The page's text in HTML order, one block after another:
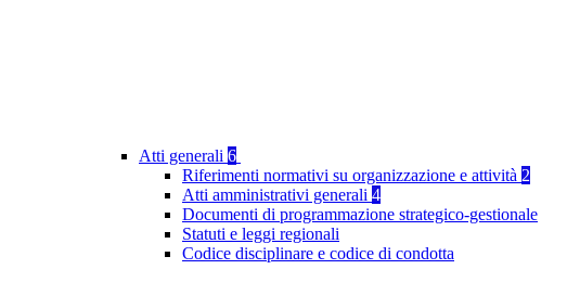
Atti generali 6
Riferimenti normativi su organizzazione e attività 2
Atti amministrativi generali 4
Documenti di programmazione strategico-gestionale
Statuti e leggi regionali
Codice disciplinare e codice di condotta